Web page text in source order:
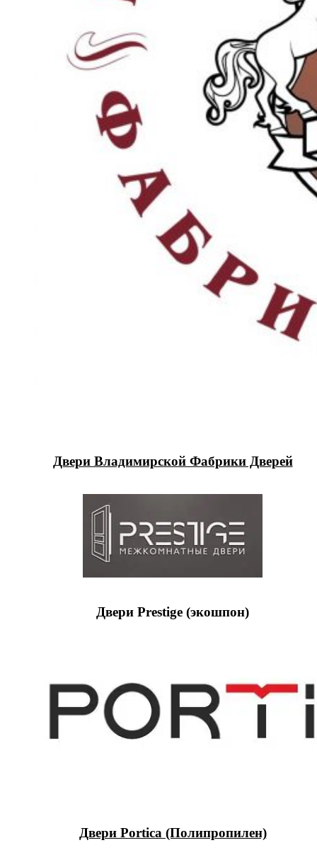
Двери Владимирской Фабрики Дверей
Двери Prestige (экошпон)
Двери Portica (Полипропилен)